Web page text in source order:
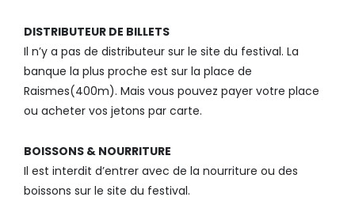
DISTRIBUTEUR DE BILLETS
Il n’y a pas de distributeur sur le site du festival. La
banque la plus proche est sur la place de
Raismes(400m). Mais vous pouvez payer votre place
ou acheter vos jetons par carte.
BOISSONS & NOURRITURE
Il est interdit d’entrer avec de la nourriture ou des
boissons sur le site du festival.